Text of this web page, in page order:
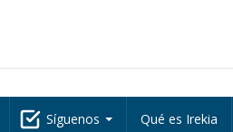
Síguenos Qué es Irekia